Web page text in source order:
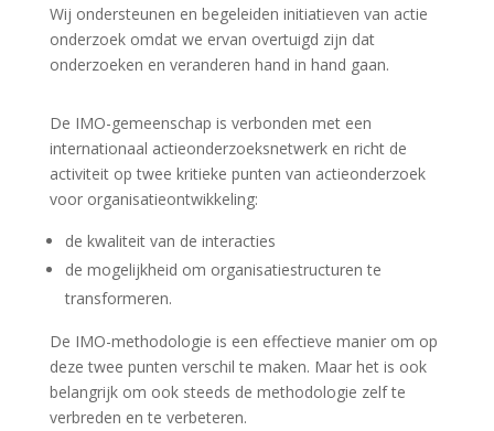
Wij ondersteunen en begeleiden initiatieven van actie
onderzoek omdat we ervan overtuigd zijn dat
onderzoeken en veranderen hand in hand gaan.
De IMO-gemeenschap is verbonden met een
internationaal actieonderzoeksnetwerk en richt de
activiteit op twee kritieke punten van actieonderzoek
voor organisatieontwikkeling:
de kwaliteit van de interacties
de mogelijkheid om organisatiestructuren te
transformeren.
De IMO-methodologie is een effectieve manier om op
deze twee punten verschil te maken. Maar het is ook
belangrijk om ook steeds de methodologie zelf te
verbreden en te verbeteren.